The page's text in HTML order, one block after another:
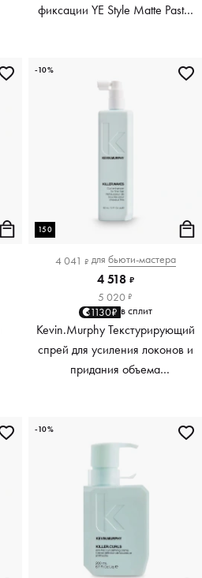
фиксации YE Style Matte Paste,
150
4 041 ₽ для бьюти-мастера
4 518 ₽
5 020 ₽
1130₽ в сплит
Kevin.Murphy Текстурирующий
спрей для усиления локонов и
придания объема
-10%
-10%